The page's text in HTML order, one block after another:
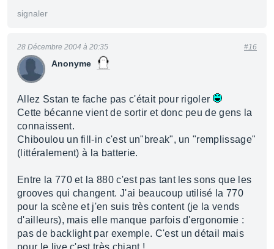
signaler
Anonyme
28 Décembre 2004 à 20:35 #16
Allez Sstan te fache pas c'était pour rigoler
Cette bécanne vient de sortir et donc peu de gens la
connaissent.
Chiboulou un fill-in c'est un"break", un "remplissage"
(littéralement) à la batterie.
Entre la 770 et la 880 c'est pas tant les sons que les
grooves qui changent. J'ai beaucoup utilisé la 770
pour la scène et j'en suis très content (je la vends
d'ailleurs), mais elle manque parfois d'ergonomie :
pas de backlight par exemple. C'est un détail mais
pour le live c'est très chiant !